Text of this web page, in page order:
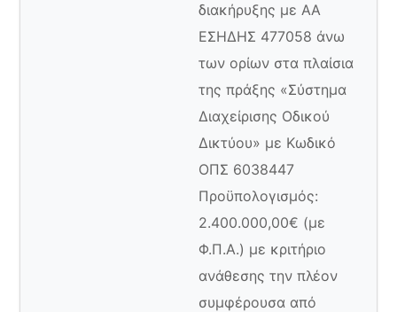
διακήρυξης με ΑΑ
ΕΣΗΔΗΣ 477058 άνω
των ορίων στα πλαίσια
της πράξης «Σύστημα
Διαχείρισης Οδικού
Δικτύου» με Κωδικό
ΟΠΣ 6038447
Προϋπολογισμός:
2.400.000,00€ (με
Φ.Π.Α.) με κριτήριο
ανάθεσης την πλέον
συμφέρουσα από